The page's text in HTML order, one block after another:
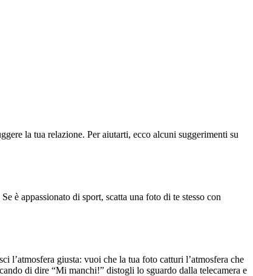
la tua relazione. Per aiutarti, ecco alcuni suggerimenti su
è appassionato di sport, scatta una foto di te stesso con
l’atmosfera giusta: vuoi che la tua foto catturi l’atmosfera che
di dire “Mi manchi!” distogli lo sguardo dalla telecamera e